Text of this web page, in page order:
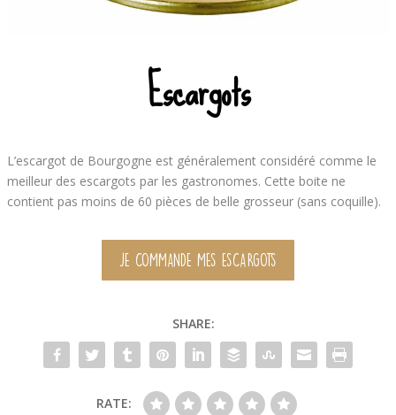
Escargots
L’escargot de Bourgogne est généralement considéré comme le
meilleur des escargots par les gastronomes. Cette boite ne
contient pas moins de 60 pièces de belle grosseur (sans coquille).
JE COMMANDE MES ESCARGOTS
SHARE:
RATE: